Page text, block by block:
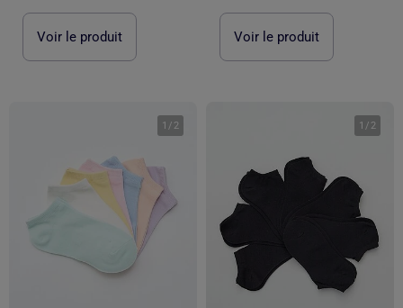
Voir le produit Voir le produit
1 / 2 1 / 2